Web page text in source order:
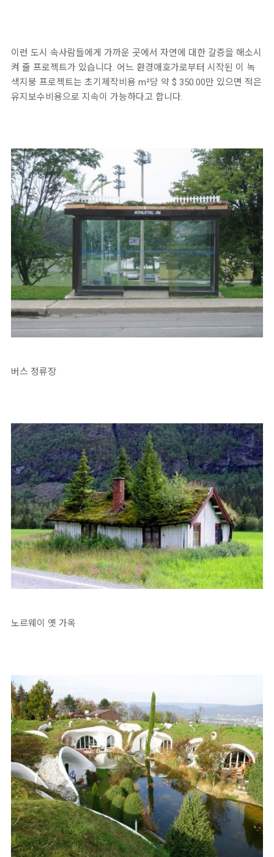
이런 도시 속사람들에게 가까운 곳에서 자연에 대한 갈증을 해소시
켜 줄 프로젝트가 있습니다. 어느 환경애호가로부터 시작된 이 녹
색지붕 프로젝트는 초기제작비용 m²당 약 $ 350.00만 있으면 적은
유지보수비용으로 지속이 가능하다고 합니다.
버스 정류장
노르웨이 옛 가옥